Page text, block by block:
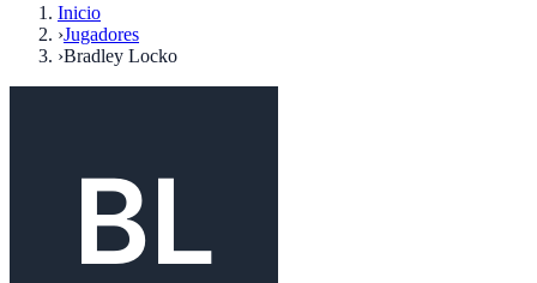
Inicio
›Jugadores
›Bradley Locko